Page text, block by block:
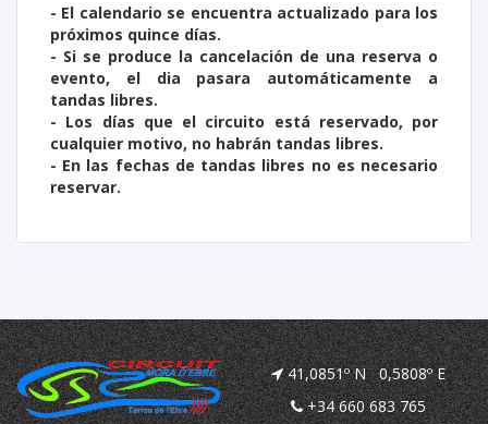
- El calendario se encuentra actualizado para los
próximos quince días.
- Si se produce la cancelación de una reserva o
evento, el dia pasara automáticamente a
tandas libres.
- Los días que el circuito está reservado, por
cualquier motivo, no habrán tandas libres.
- En las fechas de tandas libres no es necesario
reservar.
41,0851º N 0,5808º E
+34 660 683 765